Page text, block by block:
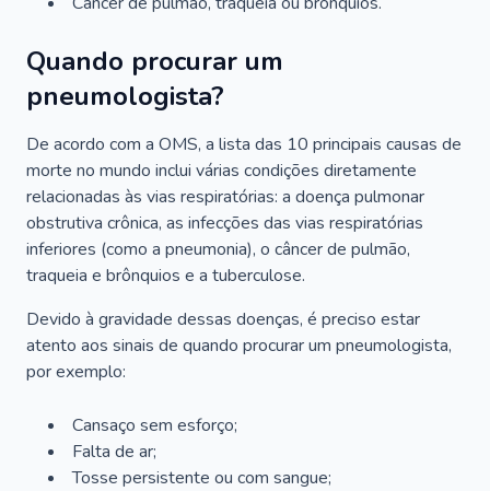
Quando procurar um
pneumologista?
De acordo com a OMS, a lista das 10 principais causas de
morte no mundo inclui várias condições diretamente
relacionadas às vias respiratórias: a doença pulmonar
obstrutiva crônica, as infecções das vias respiratórias
inferiores (como a pneumonia), o câncer de pulmão,
traqueia e brônquios e a tuberculose.
Devido à gravidade dessas doenças, é preciso estar
atento aos sinais de quando procurar um pneumologista,
por exemplo:
Cansaço sem esforço;
Falta de ar;
Tosse persistente ou com sangue;